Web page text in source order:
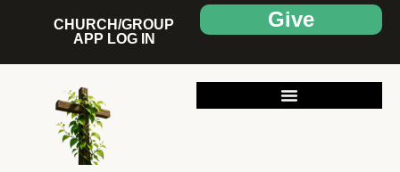
Give
CHURCH/GROUP
APP LOG IN